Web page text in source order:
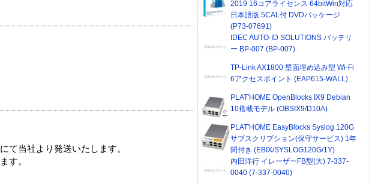
て当社より発送いたします。
す。
2019 16コアライセンス 64bitWin対応
日本語版 5CAL付 DVDパッケージ
(P73-07691)
IDEC AUTO-ID SOLUTIONS バッテリ
ー BP-007 (BP-007)
TP-Link AX1800 壁面埋め込み型 Wi-Fi
6アクセスポイント (EAP615-WALL)
PLAT'HOME OpenBlocks IX9 Debian
10搭載モデル (OBSIX9/D10A)
PLAT'HOME EasyBlocks Syslog 120G
サブスクリプション(保守サービス) 1年
間付き (EBIX/SYSLOG120G/1Y)
内田洋行 イレーザーFB型(大) 7-337-
0040 (7-337-0040)